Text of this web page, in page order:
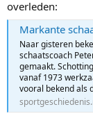
overleden:
Markante
Naar gisteren
schaatscoach
gemaakt.
vanaf 1973
vooral bekend als